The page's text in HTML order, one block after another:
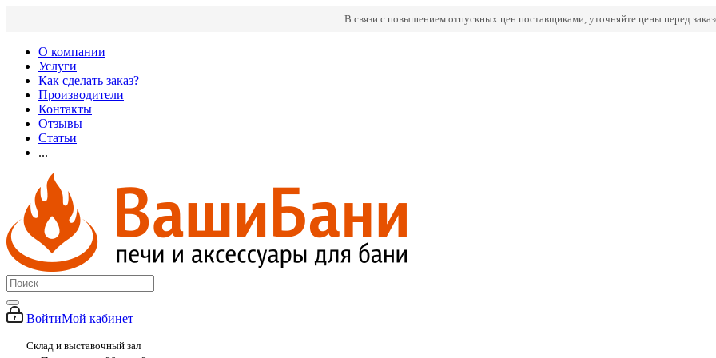
В связи с повышением отпускных цен поставщиками, уточняйте цены перед
О компании
Услуги
Как сделать заказ?
Производители
Контакты
Отзывы
Статьи
...
ВойтиМой кабинет
Склад и выставочный зал